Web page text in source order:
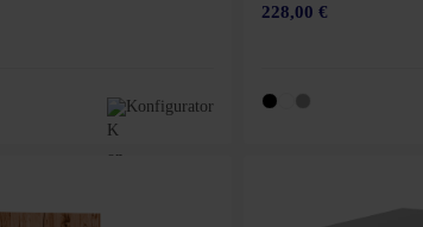
Konfigurator
228,00 €